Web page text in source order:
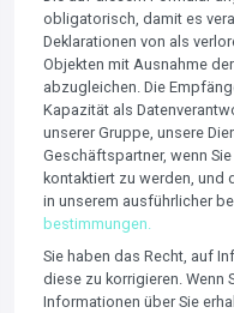
obligatorisch, damit es
Deklarationen von als
Objekten mit Ausnahme
abzugleichen. Die
Kapazität als
unserer Gruppe, unsere
Geschäftspartner, wenn
kontaktiert zu werden, und
in unserem ausführlicher
bestimmungen.
Sie haben das Recht, auf
diese zu korrigieren. Wenn
Informationen über Sie